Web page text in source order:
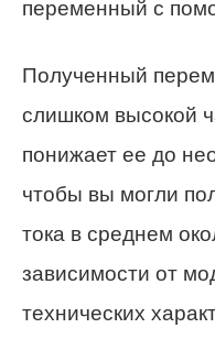
переменный с
Полученный
слишком высокой
понижает ее до
чтобы вы могли
тока в среднем
зависимости от
технических